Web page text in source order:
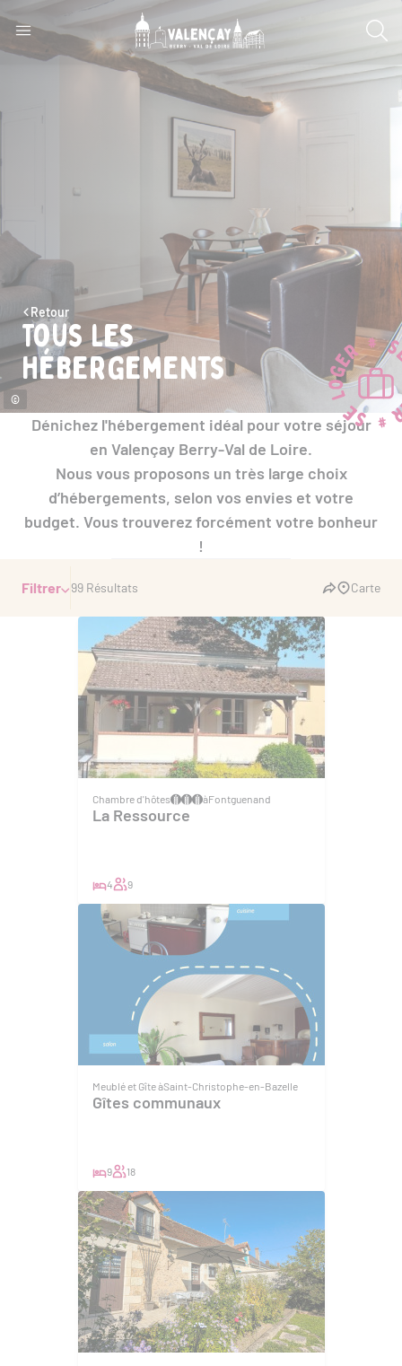
Retour
Tous les
hébergements
©
Dénichez l'hébergement idéal pour votre séjour
en Valençay Berry-Val de Loire.
Nous vous proposons un très large choix
d’hébergements, selon vos envies et votre
budget. Vous trouverez forcément votre bonheur
!
Filtrer 99 Résultats Carte
Chambre d'hôtes àFontguenand
La Ressource
4 9
Meublé et Gîte àSaint-Christophe-en-Bazelle
Gîtes communaux
9 18